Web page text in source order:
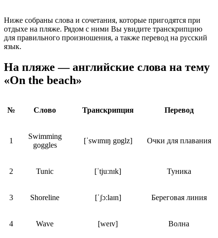
Ниже собраны слова и сочетания, которые пригодятся при
отдыхе на пляже. Рядом с ними Вы увидите транскрипцию
для правильного произношения, а также перевод на русский
язык.
На пляже — английские слова на тему
«On the beach»
№ Слово Транскрипция Перевод
1
Swimming
goggles
[ˈswɪmɪŋ gɒglz] Очки для плавания
2 Tunic [ˈtjuːnɪk] Туника
3 Shoreline [ˈʃɔːlaɪn] Береговая линия
4 Wave [weɪv] Волна